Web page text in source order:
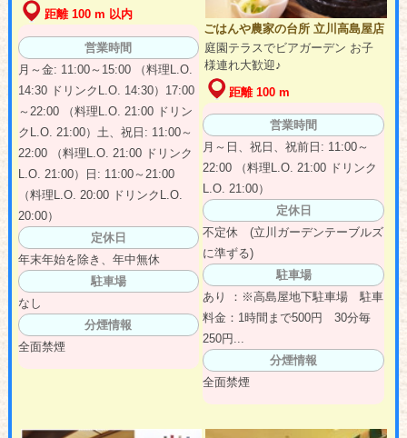
距離 100 m 以内
営業時間
月～金: 11:00～15:00 （料理L.O.
14:30 ドリンクL.O. 14:30）17:00
～22:00 （料理L.O. 21:00 ドリン
クL.O. 21:00）土、祝日: 11:00～
22:00 （料理L.O. 21:00 ドリンク
L.O. 21:00）日: 11:00～21:00
（料理L.O. 20:00 ドリンクL.O.
20:00）
定休日
年末年始を除き、年中無休
駐車場
なし
分煙情報
全面禁煙
ごはんや農家の台所 立川高島屋店
庭園テラスでビアガーデン お子
様連れ大歓迎♪
距離 100 m
営業時間
月～日、祝日、祝前日: 11:00～
22:00 （料理L.O. 21:00 ドリンク
L.O. 21:00）
定休日
不定休 (立川ガーデンテーブルズ
に準ずる)
駐車場
あり ：※高島屋地下駐車場 駐車
料金：1時間まで500円 30分毎
250円...
分煙情報
全面禁煙